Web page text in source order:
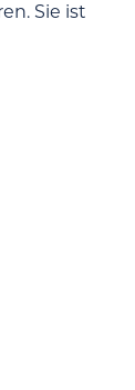
Sie ist